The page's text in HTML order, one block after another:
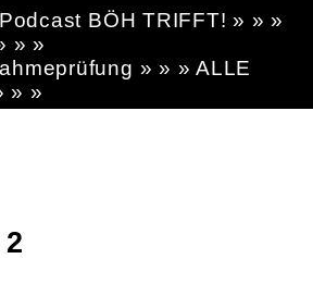
BÖH TRIFFT! » » »
» »
» » » ALLE
» »